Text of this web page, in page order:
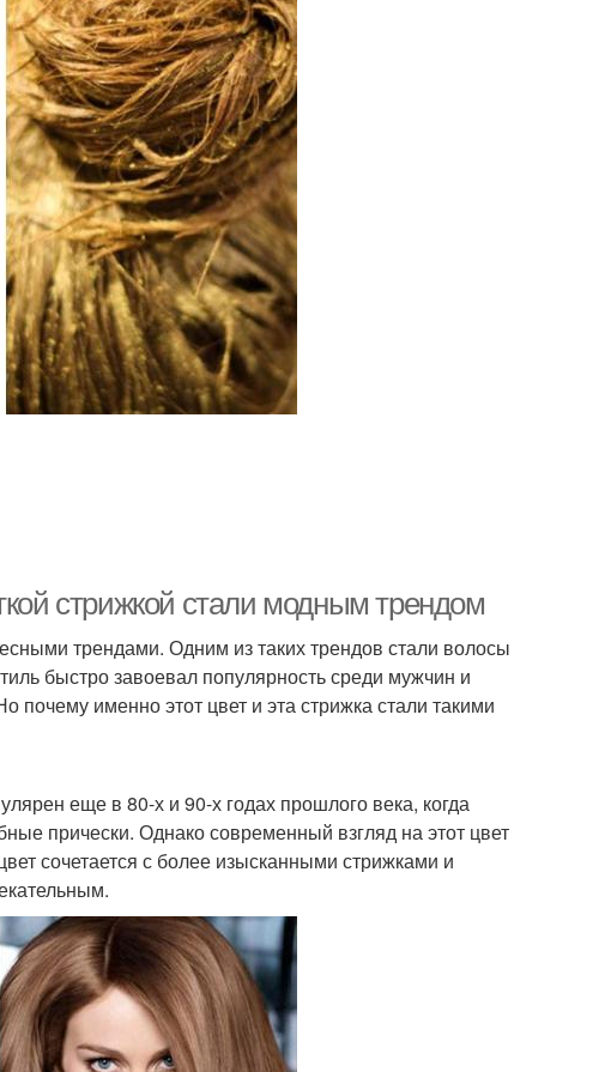
стрижкой стали модным трендом
трендами. Одним из таких трендов стали волосы
быстро завоевал популярность среди мужчин и
именно этот цвет и эта стрижка стали такими
еще в 80-х и 90-х годах прошлого века, когда
прически. Однако современный взгляд на этот цвет
сочетается с более изысканными стрижками и